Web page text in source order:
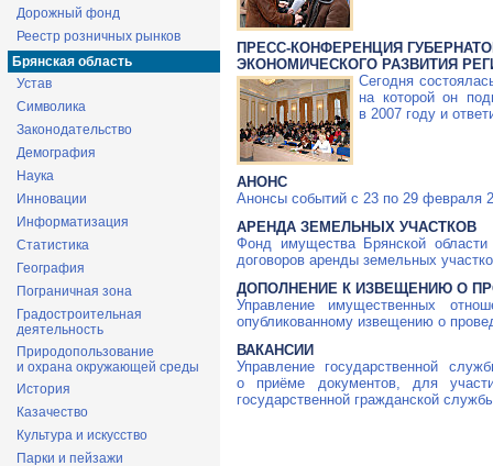
Дорожный фонд
Реестр розничных рынков
Брянская область
Устав
Символика
Законодательство
Демография
Наука
Инновации
Информатизация
Статистика
География
Пограничная зона
Градостроительная
деятельность
Природопользование
и охрана окружающей среды
История
Казачество
Культура и искусство
Парки и пейзажи
ПРЕСС-КОНФЕРЕНЦИЯ
ЭКОНОМИЧЕСКОГО РАЗВИТИЯ
Сегодня
на которой он
в 2007 году и
АНОНС
Анонсы событий с 23 по 29 февраля
АРЕНДА ЗЕМЕЛЬНЫХ УЧАСТКОВ
Фонд имущества Брянской
договоров аренды земельных
ДОПОЛНЕНИЕ К ИЗВЕЩЕНИЮ О
Управление имущественных
опубликованному извещению о
ВАКАНСИИ
Управление государственной
о приёме документов, для
государственной гражданской